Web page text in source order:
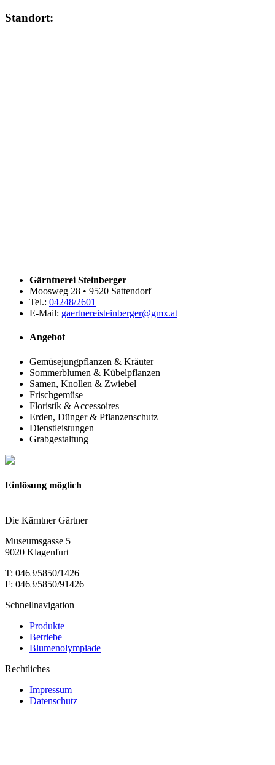
Standort:
Gärntnerei Steinberger
Moosweg 28 • 9520 Sattendorf
Tel.: 04248/2601
E-Mail: gaertnereisteinberger@gmx.at
Angebot
Gemüsejungpflanzen & Kräuter
Sommerblumen & Kübelpflanzen
Samen, Knollen & Zwiebel
Frischgemüse
Floristik & Accessoires
Erden, Dünger & Pflanzenschutz
Dienstleistungen
Grabgestaltung
Einlösung möglich
Die Kärntner Gärtner
Museumsgasse 5
9020 Klagenfurt
T: 0463/5850/1426
F: 0463/5850/91426
Schnellnavigation
Produkte
Betriebe
Blumenolympiade
Rechtliches
Impressum
Datenschutz